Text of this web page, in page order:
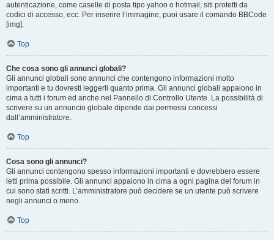
autenticazione, come caselle di posta tipo yahoo o hotmail, siti protetti da
codici di accesso, ecc. Per inserire l’immagine, puoi usare il comando BBCode
[img].
Top
Che cosa sono gli annunci globali?
Gli annunci globali sono annunci che contengono informazioni molto
importanti e tu dovresti leggerli quanto prima. Gli annunci globali appaiono in
cima a tutti i forum ed anche nel Pannello di Controllo Utente. La possibilità di
scrivere su un annuncio globale dipende dai permessi concessi
dall’amministratore.
Top
Cosa sono gli annunci?
Gli annunci contengono spesso informazioni importanti e dovrebbero essere
letti prima possibile. Gli annunci appaiono in cima a ogni pagina del forum in
cui sono stati scritti. L’amministratore può decidere se un utente può scrivere
negli annunci o meno.
Top